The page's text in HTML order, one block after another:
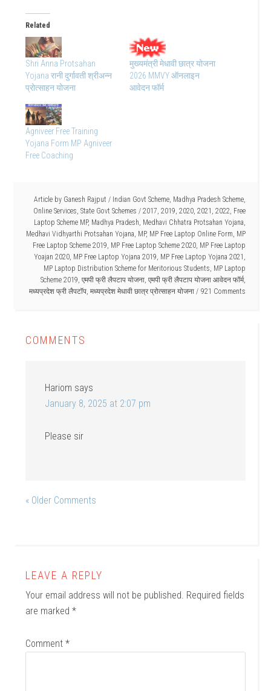
Related
Shri Anna Protsahan
Yojana रानी दुर्गावती श्रीअन्न
प्रोत्साहन योजना
मुख्यमंत्री मेधावी छात्र योजना
2026 MMVY ऑनलाइन
आवेदन फॉर्म
Agniveer Free Training
Yojana Form MP Agniveer
Free Coaching
Article by Ganesh Rajput / Indian Govt Scheme, Madhya Pradesh Scheme,
Online Services State Govt Schemes / 2017 2019 2020, 2021 2022 Free
Laptop Scheme MP, Madhya Pradesh Medhavi Chhatra Protsahan Yojana
Medhavi Vidhyarthi Protsahan Yojana MP, MP Free Laptop Online Form MP
Free Laptop Scheme 2019 MP Free Laptop Scheme 2020, MP Free Laptop
Yoajan 2020, MP Free Laptop Yojana 2019 MP Free Laptop Yojana 2021
MP Laptop Distribution Scheme for Meritorious Students MP Laptop
Scheme 2019 एमपी फ्री लैपटाप योजना, एमपी फ्री लैपटाप योजना आवेदन फॉर्म,
मध्यप्रदेश फ्री लैपटॉप, मध्यप्रदेश मेधावी छात्र प्रोत्साहन योजना 921 Comments
COMMENTS
Hariom says
January 8, 2025 at 2:07 pm
Please sir
« Older Comments
LEAVE A REPLY
Your email address will not be published. Required fields
are marked*
Comment*